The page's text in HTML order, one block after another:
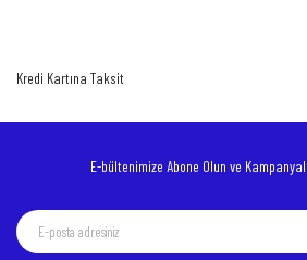
Kredi Kartına Taksit
E-bültenimize Abone Olun ve